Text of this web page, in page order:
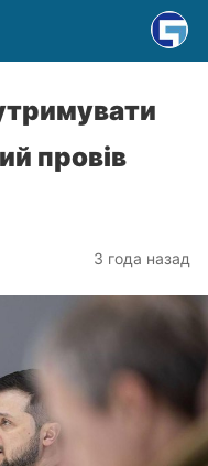
провів
3 года назад